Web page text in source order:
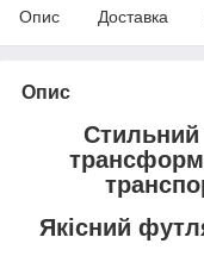
Опис Доставка
Опис
Стильний
Якісний